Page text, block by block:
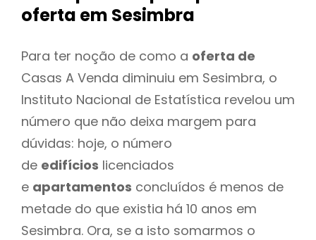
oferta em Sesimbra
Para ter noção de como a oferta de
Casas A Venda diminuiu em Sesimbra, o
Instituto Nacional de Estatística revelou um
número que não deixa margem para
dúvidas: hoje, o número
de edifícios licenciados
e apartamentos concluídos é menos de
metade do que existia há 10 anos em
Sesimbra. Ora, se a isto somarmos o